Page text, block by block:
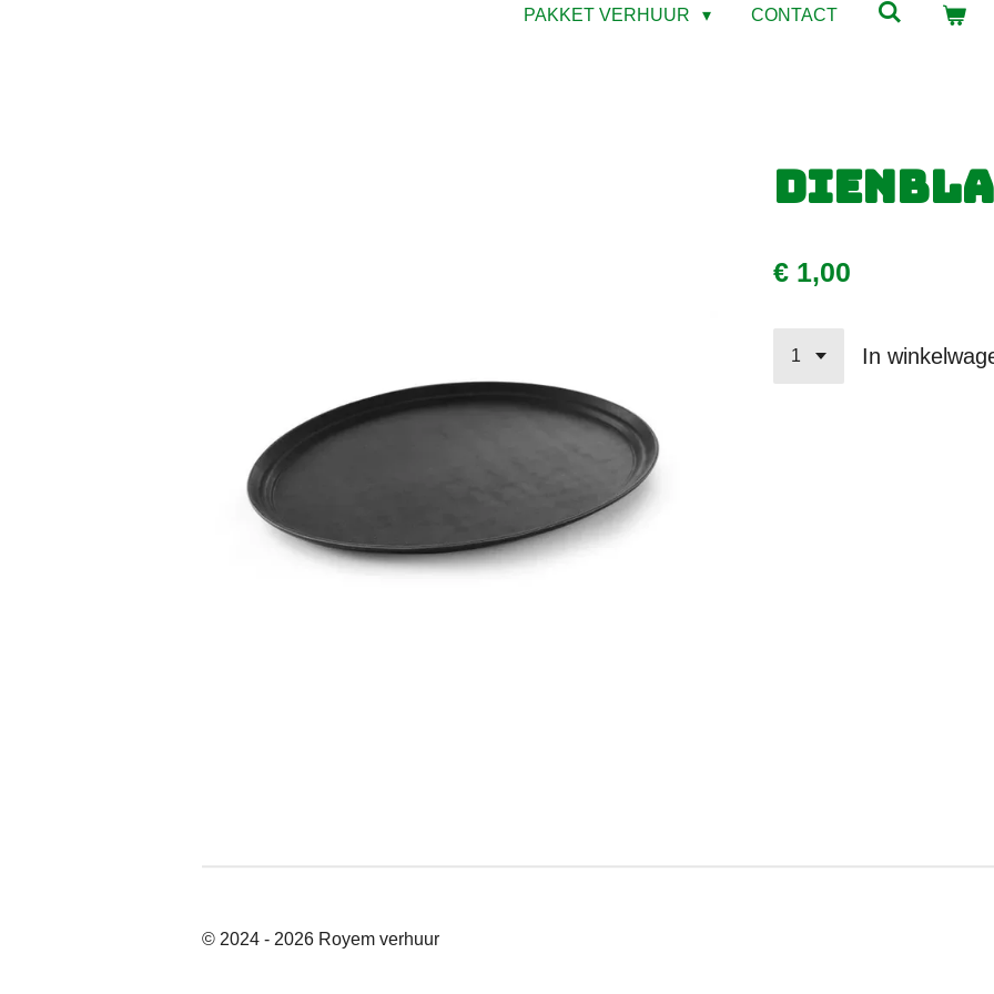
PAKKET VERHUUR CONTACT
€ 1,00
In
© 2024 - 2026 Royem verhuur